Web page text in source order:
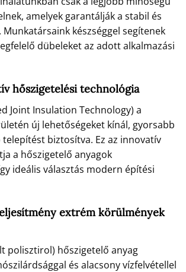
amelyek garantálják a stabil és
készséggel segítenek
dübeleket az adott alkalmazási
hőszigetelési technológia
Joint Insulation Technology) a
új lehetőségeket kínál, gyorsabb
biztosítva. Ez az innovatív
a hőszigetelő anyagok
ideális választás modern építési
extrém körülmények
polisztirol) hőszigetelő anyag
és alacsony vízfelvétellel